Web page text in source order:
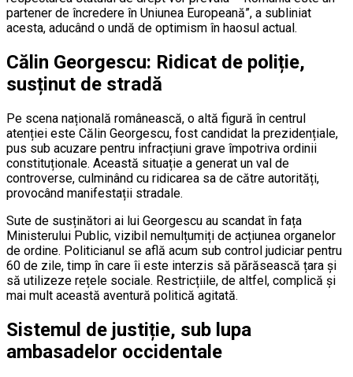
partener de încredere în Uniunea Europeană”, a subliniat
acesta, aducând o undă de optimism în haosul actual.
Călin Georgescu: Ridicat de poliție,
susținut de stradă
Pe scena națională românească, o altă figură în centrul
atenției este Călin Georgescu, fost candidat la prezidențiale,
pus sub acuzare pentru infracțiuni grave împotriva ordinii
constituționale. Această situație a generat un val de
controverse, culminând cu ridicarea sa de către autorități,
provocând manifestații stradale.
Sute de susținători ai lui Georgescu au scandat în fața
Ministerului Public, vizibil nemulțumiți de acțiunea organelor
de ordine. Politicianul se află acum sub control judiciar pentru
60 de zile, timp în care îi este interzis să părăsească țara și
să utilizeze rețele sociale. Restricțiile, de altfel, complică și
mai mult această aventură politică agitată.
Sistemul de justiție, sub lupa
ambasadelor occidentale